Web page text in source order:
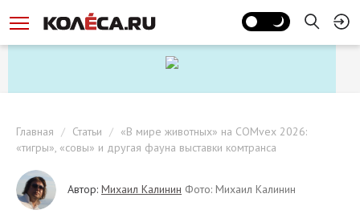
Главная Статьи
«В мире животных» на COMvex 2026:
«тигры», «совы» и другая фауна выставки комтранса
Автор: Михаил Калинин Фото: Михаил Калинин